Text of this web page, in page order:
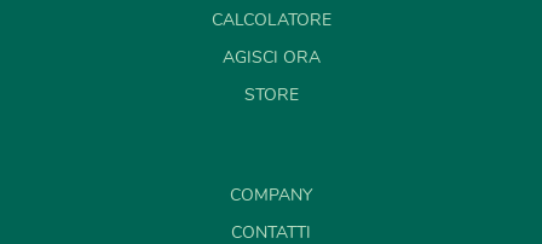
CALCOLATORE
AGISCI ORA
STORE
COMPANY
CONTATTI